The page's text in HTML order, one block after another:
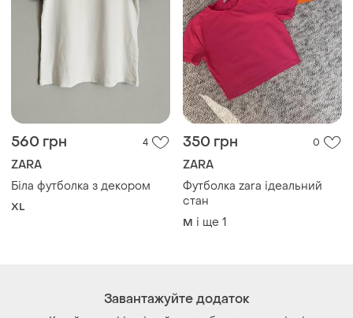
560 грн 4
ZARA
Біла футболка з декором
XL
350 грн 0
ZARA
Футболка zara ідеальний
стан
M і ще 1
Завантажуйте додаток